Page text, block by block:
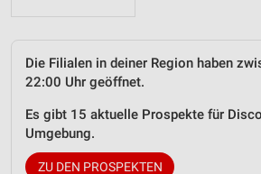
Die Filialen in deiner Region haben
22:00 Uhr geöffnet.
Es gibt 15 aktuelle Prospekte für
Umgebung.
ZU DEN PROSPEKTEN